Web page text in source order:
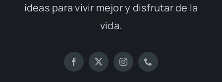
ideas para vivir mejor y disfrutar de la
vida.